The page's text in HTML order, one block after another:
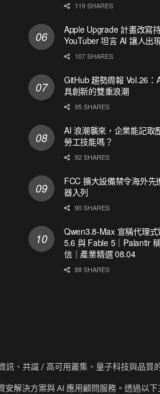
119 SHARES
Apple Upgrade 計畫改寫
YouTuber 坦言 AI 讓人出
107 SHARES
GitHub 趨勢周報 Vol.26
具創新的雙重浪潮
95 SHARES
AI 浪潮襲來，企業能記取
勞工技能嗎？
92 SHARES
FCC 擴大設備禁令海外先
器入列
90 SHARES
Qwen3.8-Max 宣稱代理
5.6 與 Fable 5｜Palantir
信｜產業精選 08.04
88 SHARES
訊、共識 / 高可用叢集、量子科技與品質
解決方案與 AI 應用顧問服務。透過以下